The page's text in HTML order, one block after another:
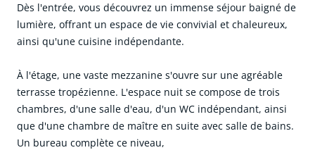
Dès l'entrée, vous découvrez un immense séjour baigné de
lumière, offrant un espace de vie convivial et chaleureux,
ainsi qu'une cuisine indépendante.
À l'étage, une vaste mezzanine s'ouvre sur une agréable
terrasse tropézienne. L'espace nuit se compose de trois
chambres, d'une salle d'eau, d'un WC indépendant, ainsi
que d'une chambre de maître en suite avec salle de bains.
Un bureau complète ce niveau,